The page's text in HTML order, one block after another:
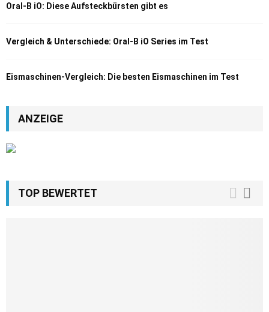
Oral-B iO: Diese Aufsteckbürsten gibt es
Vergleich & Unterschiede: Oral-B iO Series im Test
Eismaschinen-Vergleich: Die besten Eismaschinen im Test
ANZEIGE
TOP BEWERTET